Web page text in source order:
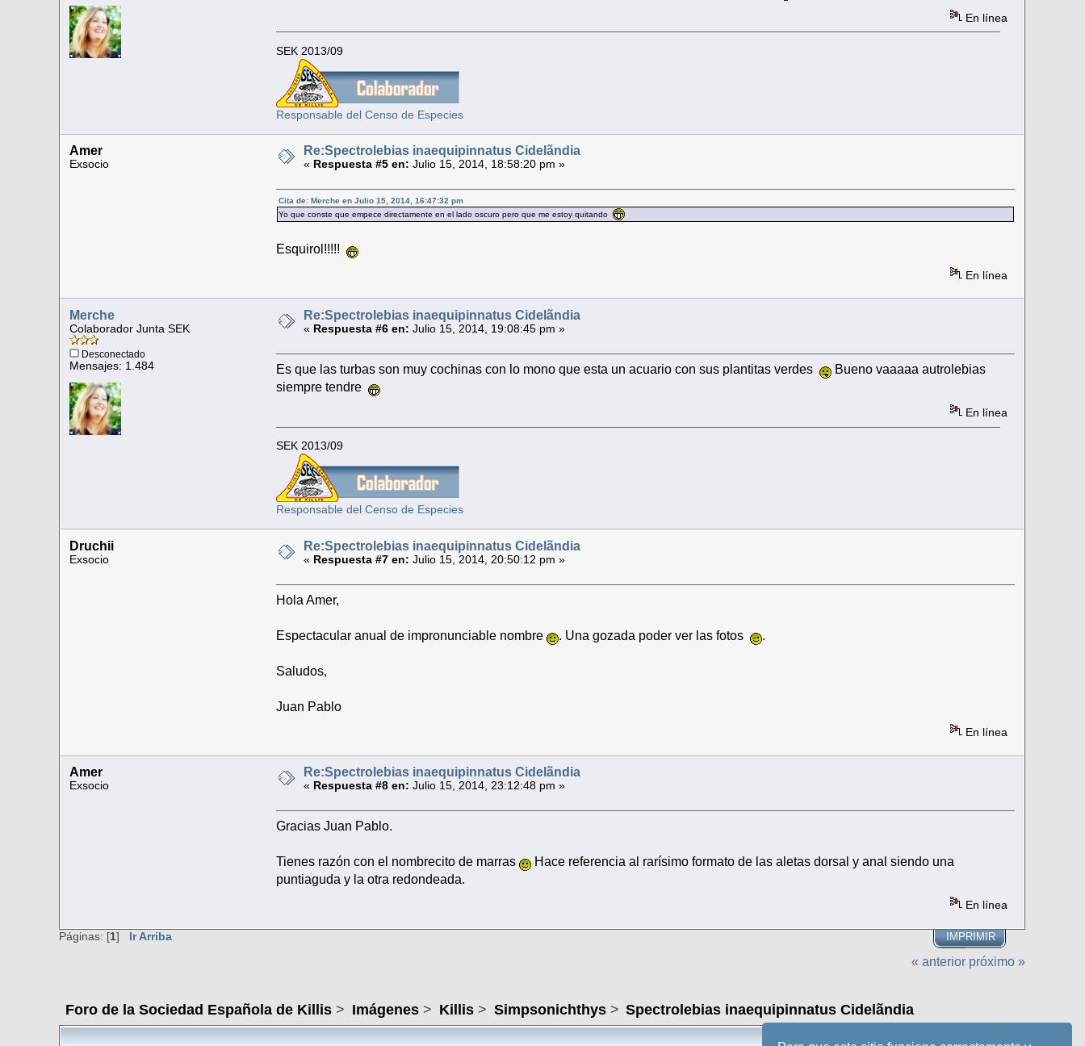
En línea
SEK 2013/09
Responsable del Censo de Especies
Amer
Exsocio
Re:Spectrolebias inaequipinnatus Cidelãndia
« Respuesta #5 en: Julio 15, 2014, 18:58:20 pm »
Cita de: Merche en Julio 15, 2014, 16:47:32 pm
Yo que conste que empece directamente en el lado oscuro pero que me estoy quitando
Esquirol!!!!!
En línea
Merche
Colaborador Junta SEK
Desconectado
Mensajes: 1.484
Re:Spectrolebias inaequipinnatus Cidelãndia
« Respuesta #6 en: Julio 15, 2014, 19:08:45 pm »
Es que las turbas son muy cochinas con lo mono que esta un acuario con sus plantitas verdes
Bueno vaaaaa autrolebias
siempre tendre
En línea
SEK 2013/09
Responsable del Censo de Especies
Druchii
Exsocio
Re:Spectrolebias inaequipinnatus Cidelãndia
« Respuesta #7 en: Julio 15, 2014, 20:50:12 pm »
Hola Amer,
Espectacular anual de impronunciable nombre . Una gozada poder ver las fotos .
Saludos,
Juan Pablo
En línea
Amer
Exsocio
Re:Spectrolebias inaequipinnatus Cidelãndia
« Respuesta #8 en: Julio 15, 2014, 23:12:48 pm »
Gracias Juan Pablo.
Tienes razón con el nombrecito de marras
Hace referencia al rarísimo formato de las aletas dorsal y anal siendo una
puntiaguda y la otra redondeada.
En línea
IMPRIMIR
Páginas: [1] Ir Arriba
« anterior próximo »
Foro de la Sociedad Española de Killis > Imágenes > Killis> Simpsonichthys> Spectrolebias inaequipinnatus Cidelãndia
Ir a: